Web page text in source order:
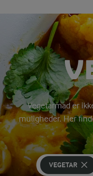
Vegetarmad er
muligheder. Her
VEGETAR